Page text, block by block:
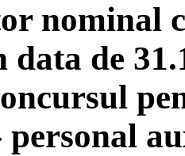
nominal
de
personal